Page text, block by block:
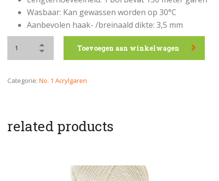
Wasbaar: Kan gewassen worden op 30°C
Aanbevolen haak- /breinaald dikte: 3,5 mm
Toevoegen aan winkelwagen
Categorie: No. 1 Acrylgaren
related products